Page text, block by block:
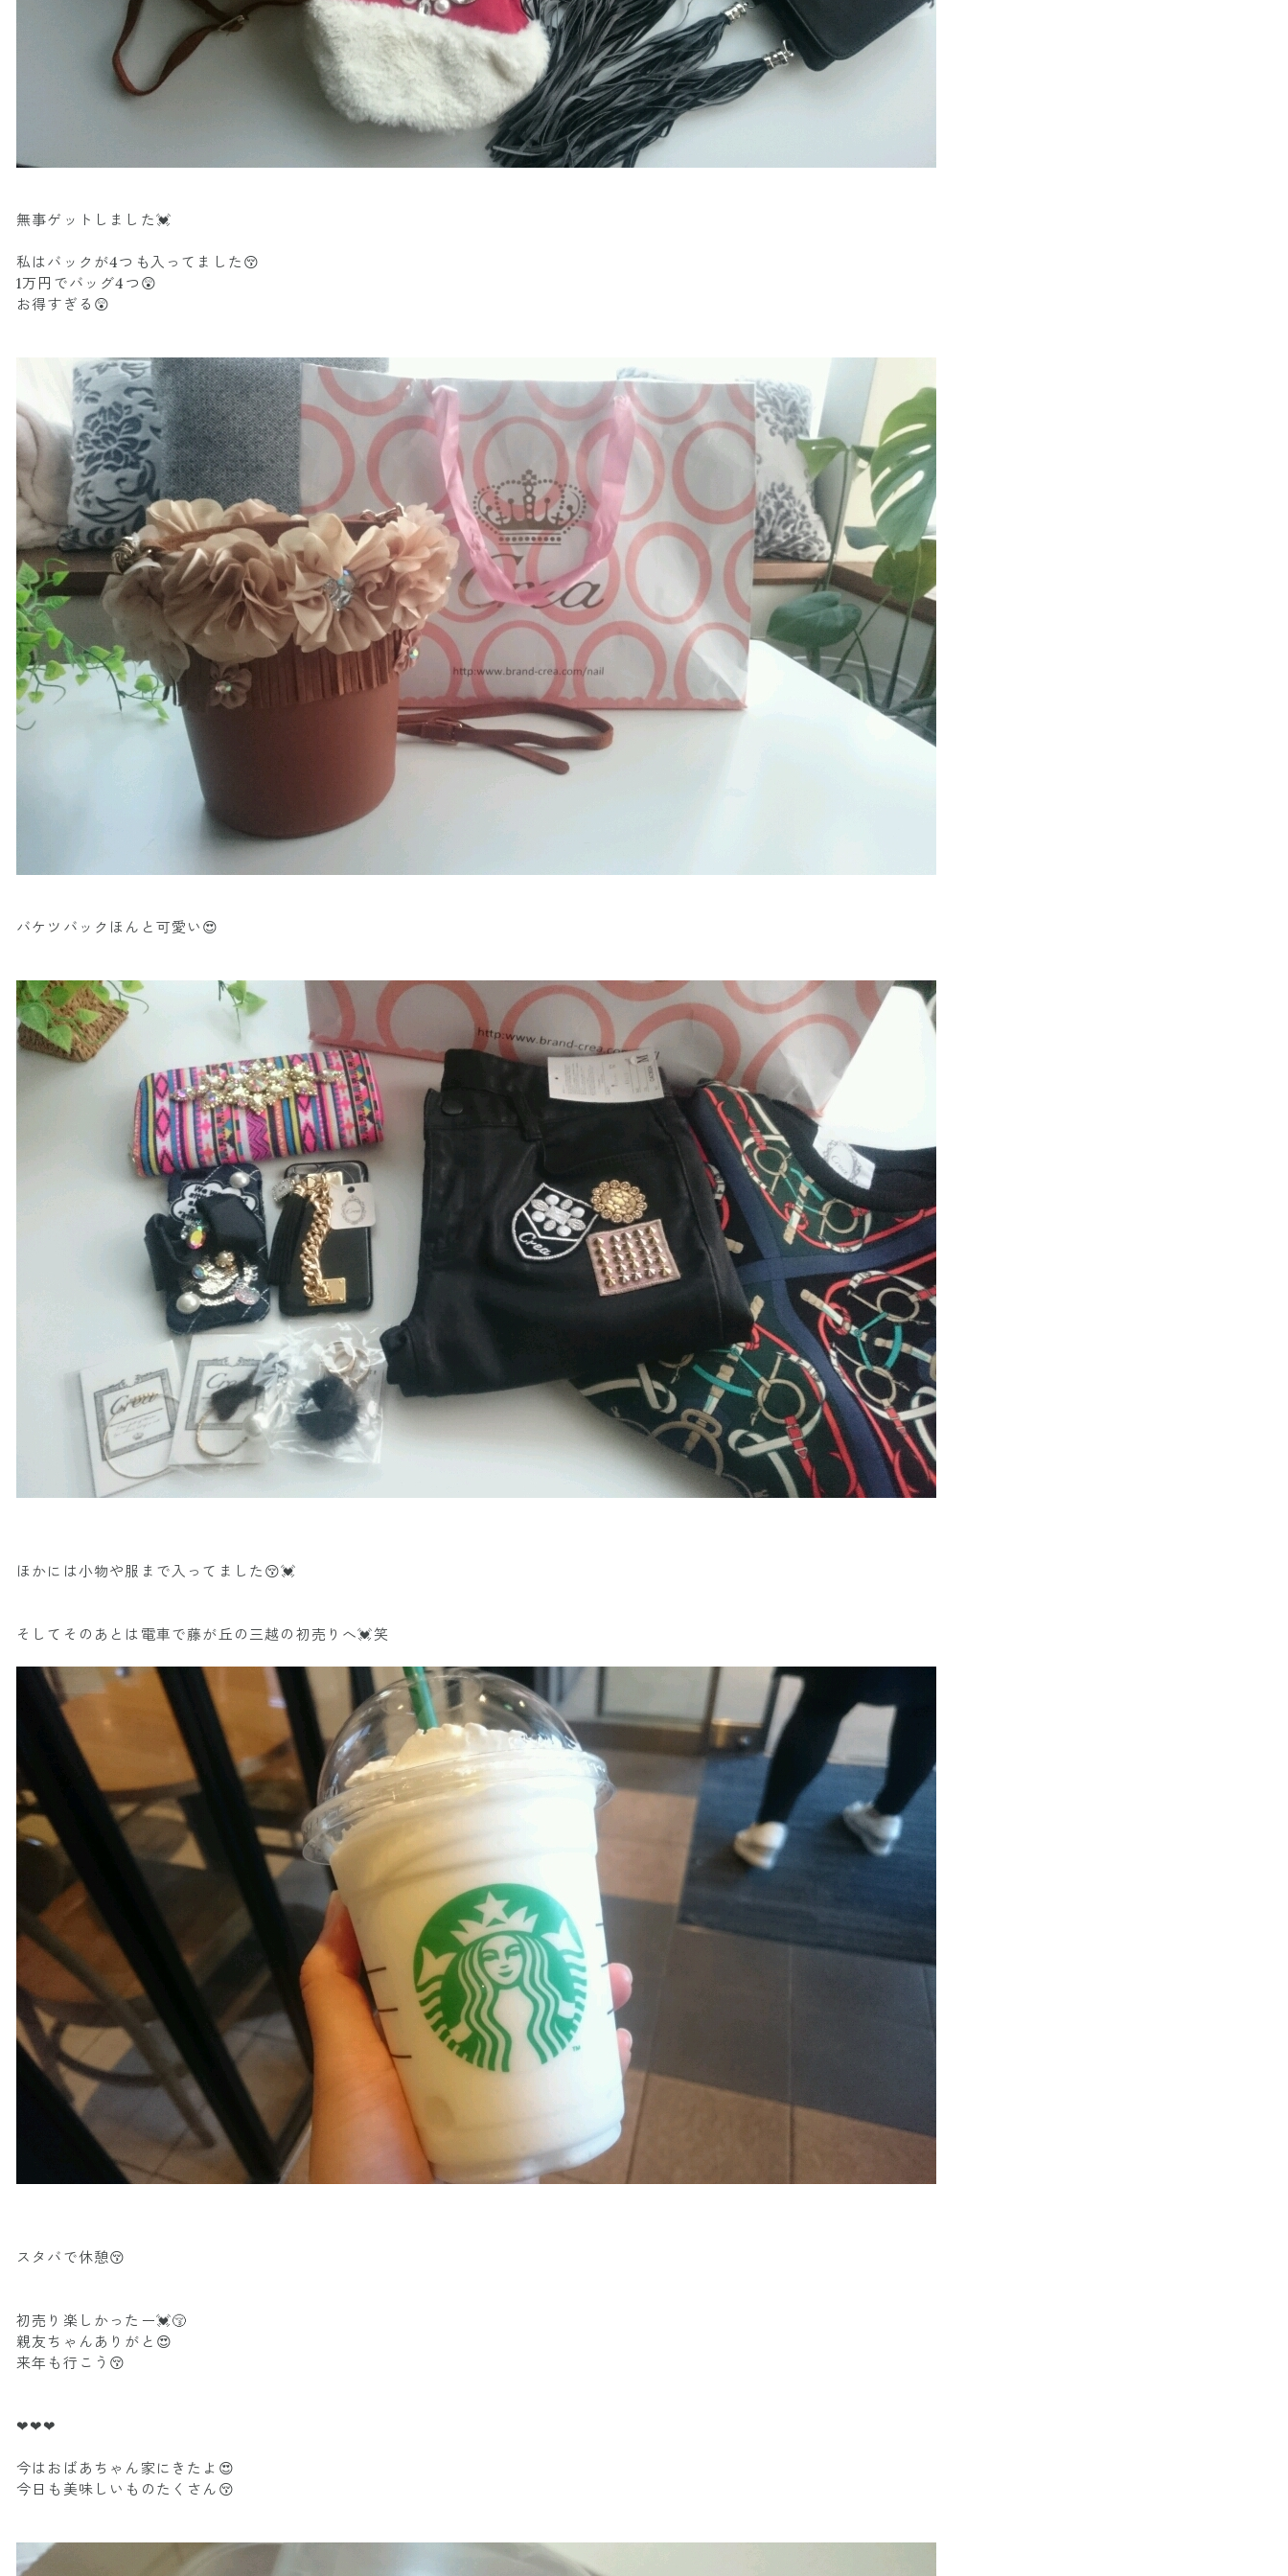
無事ゲットしました💓
私はバックが4つも入ってました😚
1万円でバッグ4つ😲
お得すぎる😲
バケツバックほんと可愛い😍
ほかには小物や服まで入ってました😚💓
そしてそのあとは電車で藤が丘の三越の初売りへ💓笑
スタバで休憩😚
初売り楽しかったー💓😚
親友ちゃんありがと😍
来年も行こう😚
❤❤❤
今はおばあちゃん家にきたよ😍
今日も美味しいものたくさん😚